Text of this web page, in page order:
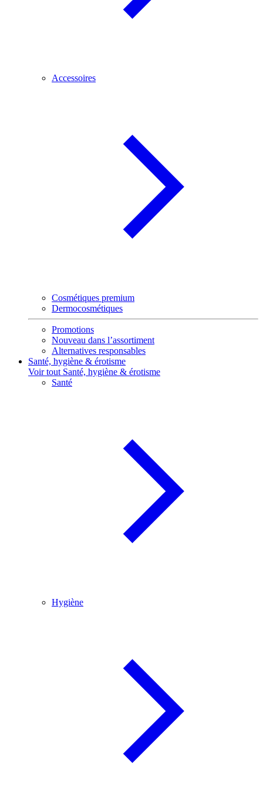
Accessoires
Cosmétiques premium
Dermocosmétiques
Promotions
Nouveau dans l’assortiment
Alternatives responsables
Santé, hygiène & érotisme
Voir tout Santé, hygiène & érotisme
Santé
Hygiène